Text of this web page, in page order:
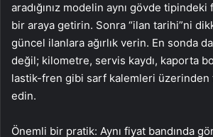
aradığınız modelin aynı gövde tipindeki
bir araya getirin. Sonra “ilan tarihi”ni
güncel ilanlara ağırlık verin. En sonda
değil; kilometre, servis kaydı, kaporta
lastik-fren gibi sarf kalemleri üzerinden
edin.
Önemli bir pratik: Aynı fiyat bandında